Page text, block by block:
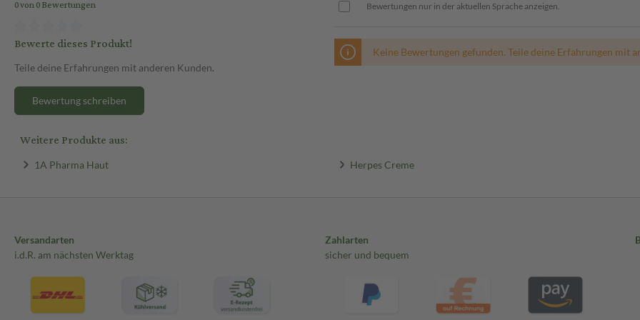
nicht erforderlich.
Jetzt bequem online auf sanicare.de bestellen!
0 von 0 Bewertungen
Bewerte dieses Produkt!
Teile deine Erfahrungen mit anderen Kunden.
Bewertung schreiben
Bewertungen nur in der aktuellen Sprache anzeigen.
Keine Bewertungen gefunden. Teile deine Erfahrungen mit
Weitere Produkte aus:
1A Pharma Haut Herpes Creme
Versandarten
i.d.R. am nächsten Werktag
Zahlarten
sicher und bequem